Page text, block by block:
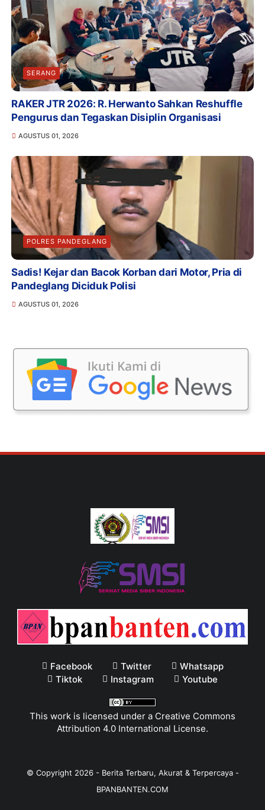
SERANG
RAKER JTR 2026: R. Herwanto Sahkan Reshuffle
Pengurus dan Tegaskan Disiplin Organisasi
AGUSTUS 01, 2026
POLRES PANDEGLANG
Sadis! Kejar dan Bacok Korban dari Motor, Pria di
Pandeglang Diciduk Polisi
AGUSTUS 01, 2026
Facebook Twitter
Whatsapp
Tiktok
Instagram Youtube
This work is licensed under a Creative Commons
Attribution 4.0 International License.
© Copyright 2026- Berita Terbaru, Akurat & Terpercaya -
BPANBANTEN.COM